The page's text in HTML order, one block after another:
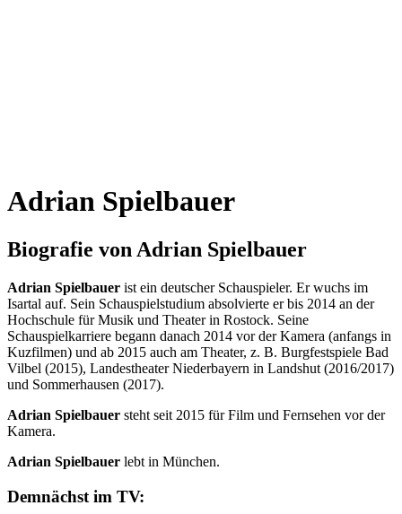
Adrian Spielbauer
Biografie von Adrian Spielbauer
Adrian Spielbauer ist ein deutscher Schauspieler. Er wuchs im
Isartal auf. Sein Schauspielstudium absolvierte er bis 2014 an der
Hochschule für Musik und Theater in Rostock. Seine
Schauspielkarriere begann danach 2014 vor der Kamera (anfangs in
Kuzfilmen) und ab 2015 auch am Theater, z. B. Burgfestspiele Bad
Vilbel (2015), Landestheater Niederbayern in Landshut (2016/2017)
und Sommerhausen (2017).
Adrian Spielbauer steht seit 2015 für Film und Fernsehen vor der
Kamera.
Adrian Spielbauer lebt in München.
Demnächst im TV: